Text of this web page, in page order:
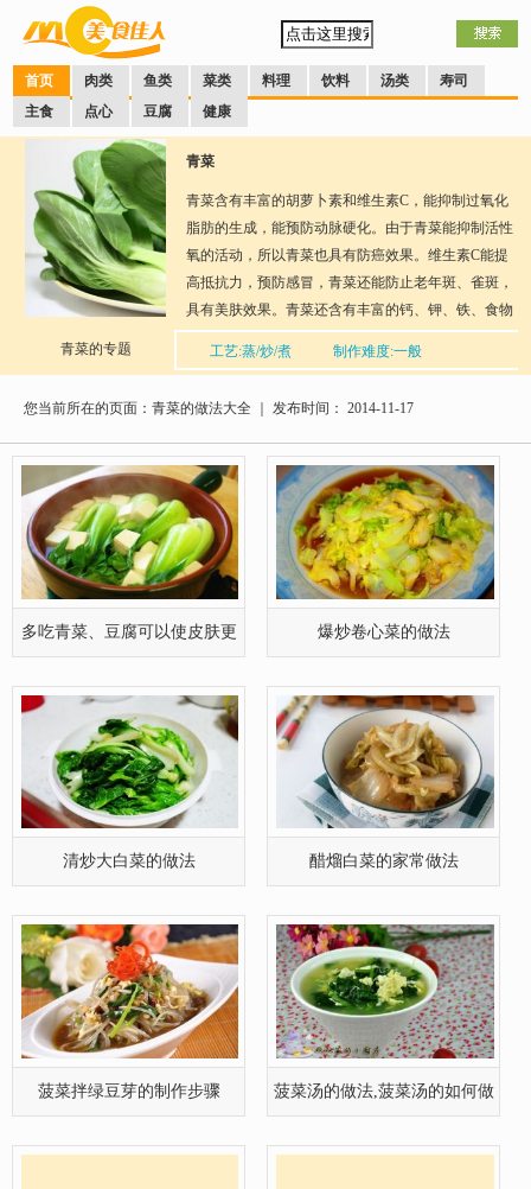
首页 肉类 鱼类 菜类 料理 饮料 汤类
寿司
主食
点心 豆腐 健康
青菜的专题
口味：多种
青菜
青菜含有丰富的胡萝卜素和维生素C，能抑制过氧化
脂肪的生成，能预防动脉硬化。由于青菜能抑制活性
氧的活动，所以青菜也具有防癌效果。维生素C能提
高抵抗力，预防感冒，青菜还能防止老年斑、雀斑，
具有美肤效果。青菜还含有丰富的钙、钾、铁、食物
纤维，能强化骨骼，预防高血压，预防贫血和便秘。
青菜为含维生素和矿物质最丰富的蔬菜之一，一个成
维生素、胡萝卜素、钙、铁等，为保证身体的生理需
要提供物质条件，有助于增强机体免疫能力。
工艺:蒸/炒/煮
制作难度:一般
博
您当前所在的页面：青菜的做法大全 ｜ 发布时间： 2014-11-17
多吃青菜、豆腐可以使皮肤更 爆炒卷心菜的做法
清炒大白菜的做法 醋熘白菜的家常做法
菠菜拌绿豆芽的制作步骤 菠菜汤的做法,菠菜汤的如何做